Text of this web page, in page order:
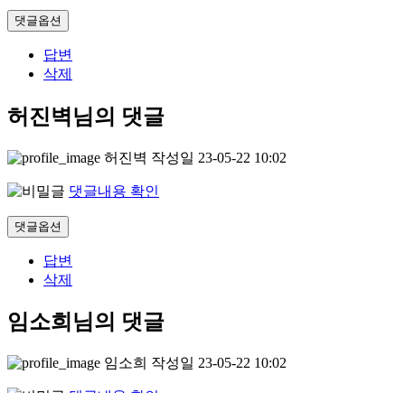
댓글옵션
답변
삭제
허진벽님의 댓글
허진벽 작성일 23-05-22 10:02
댓글내용 확인
댓글옵션
답변
삭제
임소희님의 댓글
임소희 작성일 23-05-22 10:02